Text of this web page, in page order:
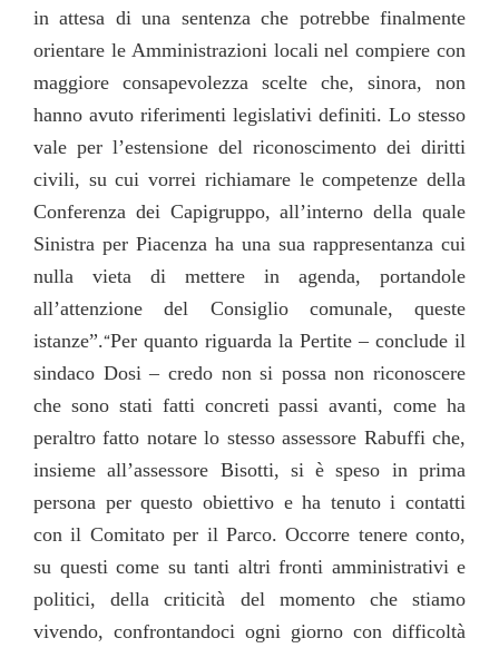
in attesa di una sentenza che potrebbe finalmente
orientare le Amministrazioni locali nel compiere con
maggiore consapevolezza scelte che, sinora, non
hanno avuto riferimenti legislativi definiti. Lo stesso
vale per l’estensione del riconoscimento dei diritti
civili, su cui vorrei richiamare le competenze della
Conferenza dei Capigruppo, all’interno della quale
Sinistra per Piacenza ha una sua rappresentanza cui
nulla vieta di mettere in agenda, portandole
all’attenzione del Consiglio comunale, queste
istanze”.“Per quanto riguarda la Pertite – conclude il
sindaco Dosi – credo non si possa non riconoscere
che sono stati fatti concreti passi avanti, come ha
peraltro fatto notare lo stesso assessore Rabuffi che,
insieme all’assessore Bisotti, si è speso in prima
persona per questo obiettivo e ha tenuto i contatti
con il Comitato per il Parco. Occorre tenere conto,
su questi come su tanti altri fronti amministrativi e
politici, della criticità del momento che stiamo
vivendo, confrontandoci ogni giorno con difficoltà